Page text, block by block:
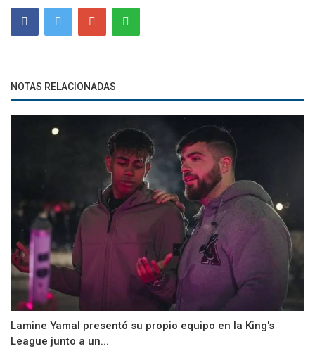
NOTAS RELACIONADAS
Lamine Yamal presentó su propio equipo en la King's
League junto a un...